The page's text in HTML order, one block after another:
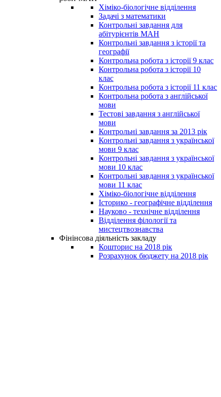
Хіміко-біологічне відділення
Задачі з математики
Контрольні завдання для
абітурієнтів МАН
Контрольні завдання з історії та
географії
Контрольна робота з історії 9 клас
Контрольна робота з історії 10
клас
Контрольна робота з історії 11 клас
Контрольна робота з англійської
мови
Тестові завдання з англійської
мови
Контрольні завдання за 2013 рік
Контрольні завдання з української
мови 9 клас
Контрольні завдання з української
мови 10 клас
Контрольні завдання з української
мови 11 клас
Хіміко-біологічне відділення
Історико - географічне відділення
Науково - технічне відділення
Відділення філології та
мистецтвознавства
Фінінсова діяльність закладу
Кошторис на 2018 рік
Розрахунок бюджету на 2018 рік